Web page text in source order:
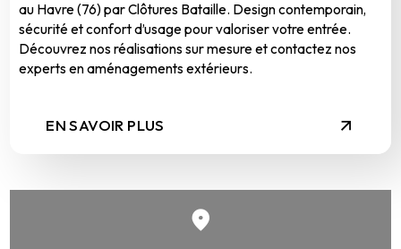
au Havre (76) par Clôtures Bataille. Design contemporain,
sécurité et confort d’usage pour valoriser votre entrée.
Découvrez nos réalisations sur mesure et contactez nos
experts en aménagements extérieurs.
EN SAVOIR PLUS